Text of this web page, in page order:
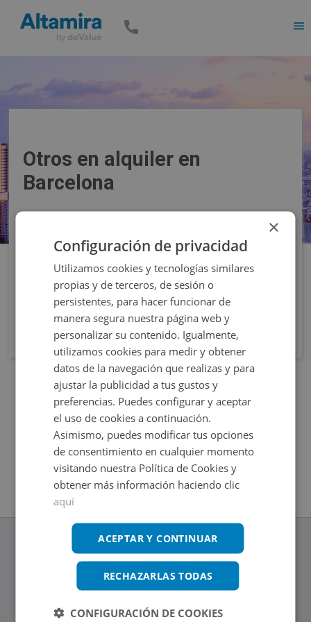
Otros en alquiler en
Barcelona
Filtros
www.altamirainmuebles.com
Edificio Skylight
Avenida de Manoteras 14-16, 28050, Madrid
×
Configuración de privacidad
Utilizamos cookies y tecnologías similares
propias y de terceros, de sesión o
persistentes, para hacer funcionar de
manera segura nuestra página web y
personalizar su contenido. Igualmente,
utilizamos cookies para medir y obtener
datos de la navegación que realizas y para
ajustar la publicidad a tus gustos y
preferencias. Puedes configurar y aceptar
el uso de cookies a continuación.
Asimismo, puedes modificar tus opciones
de consentimiento en cualquier momento
visitando nuestra Política de Cookies y
obtener más información haciendo clic
aquí
ACEPTAR Y CONTINUAR
RECHAZARLAS TODAS
CONFIGURACIÓN DE COOKIES